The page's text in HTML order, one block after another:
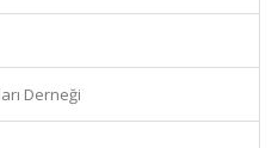
Derneği